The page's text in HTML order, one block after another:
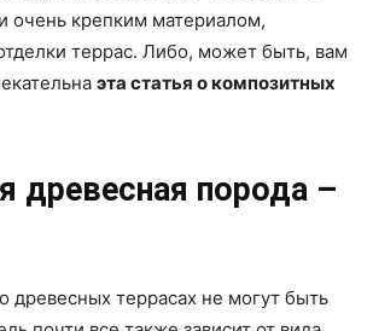
очень крепким материалом,
террас. Либо, может быть, вам
эта статья о композитных
древесная порода –
древесных террасах не могут быть